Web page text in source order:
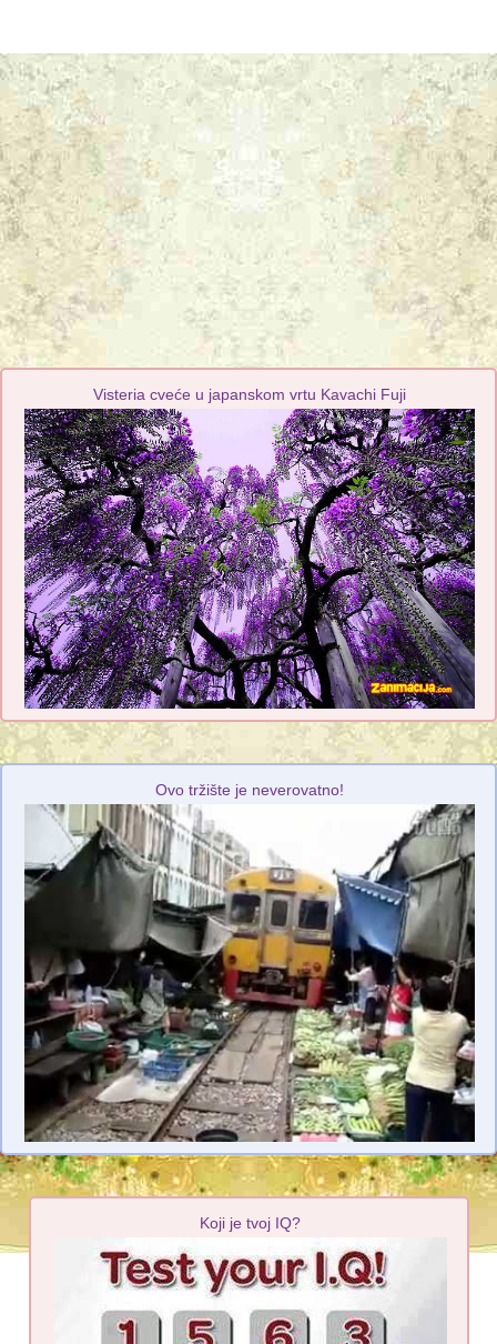
Visteria cveće u japanskom vrtu Kavachi Fuji
Ovo tržište je neverovatno!
Koji je tvoj IQ?